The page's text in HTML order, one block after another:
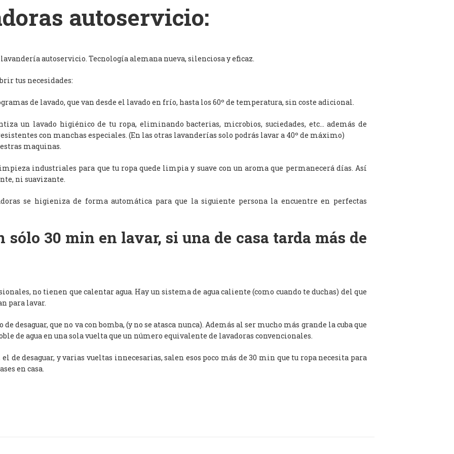
autoservicio:
autoservicio. Tecnología alemana nueva, silenciosa y eficaz.
tus necesidades:
de lavado, que van desde el lavado en frío, hasta los 60º de temperatura, sin coste adicional.
un lavado higiénico de tu ropa, eliminando bacterias, microbios, suciedades, etc… además de
con manchas especiales. (En las otras lavanderías solo podrás lavar a 40º de máximo)
maquinas.
industriales para que tu ropa quede limpia y suave con un aroma que permanecerá días. Así
ni suavizante.
se higieniza de forma automática para que la siguiente persona la encuentre en perfectas
sólo 30 min en lavar, si una de casa tarda más de
no tienen que calentar agua. Hay un sistema de agua caliente (como cuando te duchas) del que
para lavar.
desaguar, que no va con bomba, (y no se atasca nunca). Además al ser mucho más grande la cuba que
de agua en una sola vuelta que un número equivalente de lavadoras convencionales.
de desaguar, y varias vueltas innecesarias, salen esos poco más de 30 min que tu ropa necesita para
en casa.